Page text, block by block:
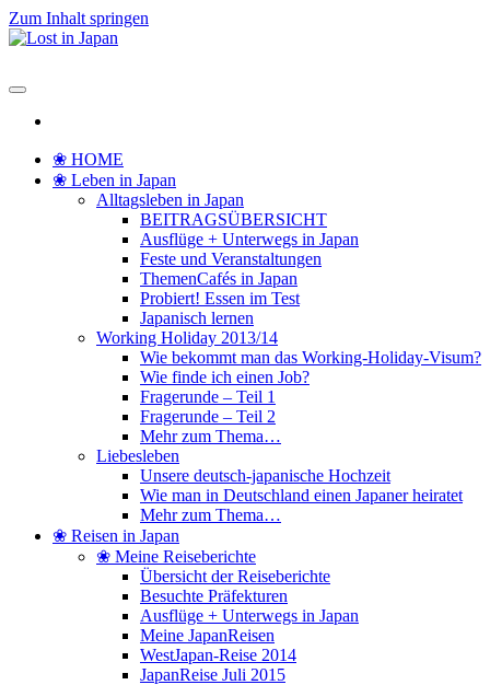
Zum Inhalt springen
❀ HOME
❀ Leben in Japan
Alltagsleben in Japan
BEITRAGSÜBERSICHT
Ausflüge + Unterwegs in Japan
Feste und Veranstaltungen
ThemenCafés in Japan
Probiert! Essen im Test
Japanisch lernen
Working Holiday 2013/14
Wie bekommt man das Working-Holiday-Visum?
Wie finde ich einen Job?
Fragerunde – Teil 1
Fragerunde – Teil 2
Mehr zum Thema…
Liebesleben
Unsere deutsch-japanische Hochzeit
Wie man in Deutschland einen Japaner heiratet
Mehr zum Thema…
❀ Reisen in Japan
❀ Meine Reiseberichte
Übersicht der Reiseberichte
Besuchte Präfekturen
Ausflüge + Unterwegs in Japan
Meine JapanReisen
WestJapan-Reise 2014
JapanReise Juli 2015